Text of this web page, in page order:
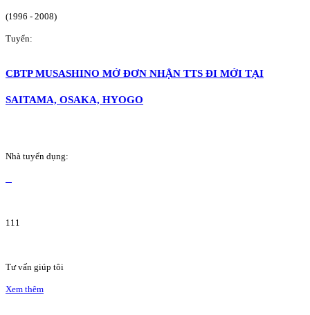
(1996 - 2008)
Tuyển:
CBTP MUSASHINO MỞ ĐƠN NHẬN TTS ĐI MỚI TẠI
SAITAMA, OSAKA, HYOGO
Nhà tuyển dụng:
111
Tư vấn giúp tôi
Xem thêm